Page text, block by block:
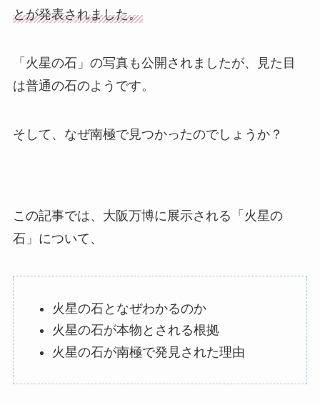
とが発表されました。
「火星の石」の写真も公開されましたが、見た目
は普通の石のようです。
そして、なぜ南極で見つかったのでしょうか？
この記事では、大阪万博に展示される「火星の
石」について、
火星の石となぜわかるのか
火星の石が本物とされる根拠
火星の石が南極で発見された理由